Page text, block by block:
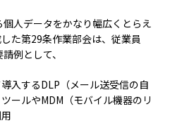
人データをかなり幅広くとらえ
た第29条作業部会は、従業員
例として、
入するDLP（メール送受信の自
ールやMDM（モバイル機器のリ